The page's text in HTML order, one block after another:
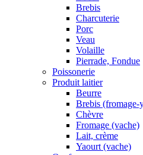
Brebis
Charcuterie
Porc
Veau
Volaille
Pierrade, Fondue
Poissonerie
Produit laitier
Beurre
Brebis (fromage-
Chèvre
Fromage (vache)
Lait, crème
Yaourt (vache)